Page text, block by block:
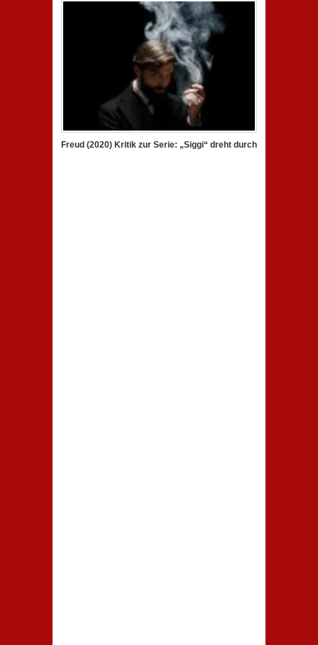
Freud (2020) Kritik zur Serie: „Siggi“ dreht durch